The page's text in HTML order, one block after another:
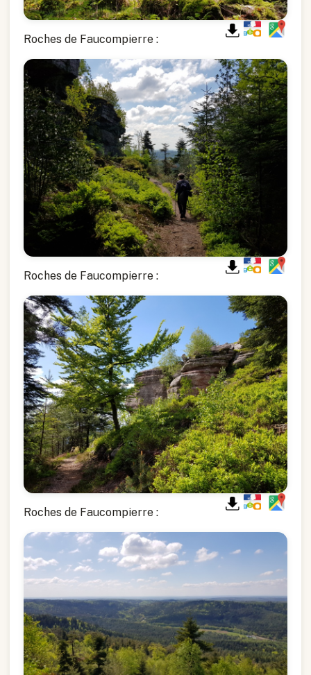
Roches de Faucompierre :
Roches de Faucompierre :
Roches de Faucompierre :